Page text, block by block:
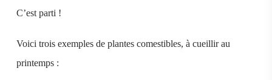
C’est parti !
Voici trois exemples de plantes comestibles, à cueillir au
printemps :